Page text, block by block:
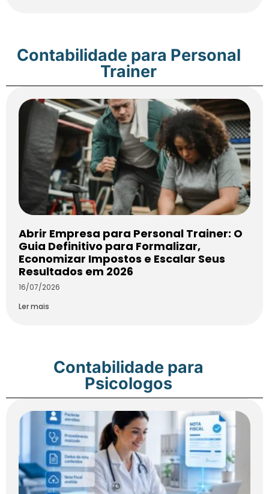
Contabilidade para Personal
Trainer
Abrir Empresa para Personal Trainer: O
Guia Definitivo para Formalizar,
Economizar Impostos e Escalar Seus
Resultados em 2026
16/07/2026
Ler mais
Contabilidade para
Psicologos